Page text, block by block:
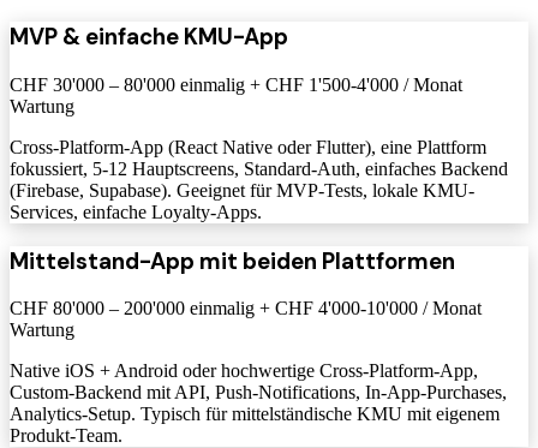
MVP & einfache KMU-App
CHF 30'000 – 80'000 einmalig + CHF 1'500-4'000 / Monat
Wartung
Cross-Platform-App (React Native oder Flutter), eine Plattform
fokussiert, 5-12 Hauptscreens, Standard-Auth, einfaches Backend
(Firebase, Supabase). Geeignet für MVP-Tests, lokale KMU-
Services, einfache Loyalty-Apps.
Mittelstand-App mit beiden Plattformen
CHF 80'000 – 200'000 einmalig + CHF 4'000-10'000 / Monat
Wartung
Native iOS + Android oder hochwertige Cross-Platform-App,
Custom-Backend mit API, Push-Notifications, In-App-Purchases,
Analytics-Setup. Typisch für mittelständische KMU mit eigenem
Produkt-Team.